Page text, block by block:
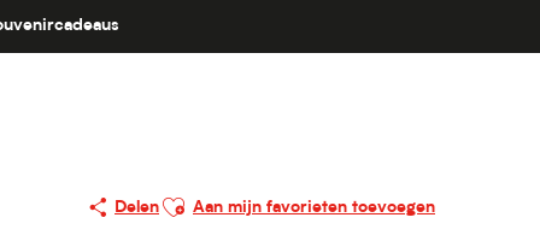
Delen
Ajouter aux favoris
Aan mijn favorieten toevoegen